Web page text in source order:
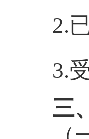
2.
3.
三